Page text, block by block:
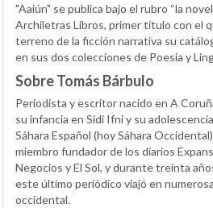
"Aaiún" se publica bajo el rubro “la
Archiletras Libros, primer título con el
terreno de la ficción narrativa su
en sus dos colecciones de Poesía y
Sobre Tomás Bárbulo
Periodista y escritor nacido en A
su infancia en Sidi Ifni y su
Sáhara Español (hoy Sáhara
miembro fundador de los diarios
Negocios yEl Sol, y durante treinta
este último periódico viajó en
occidental.